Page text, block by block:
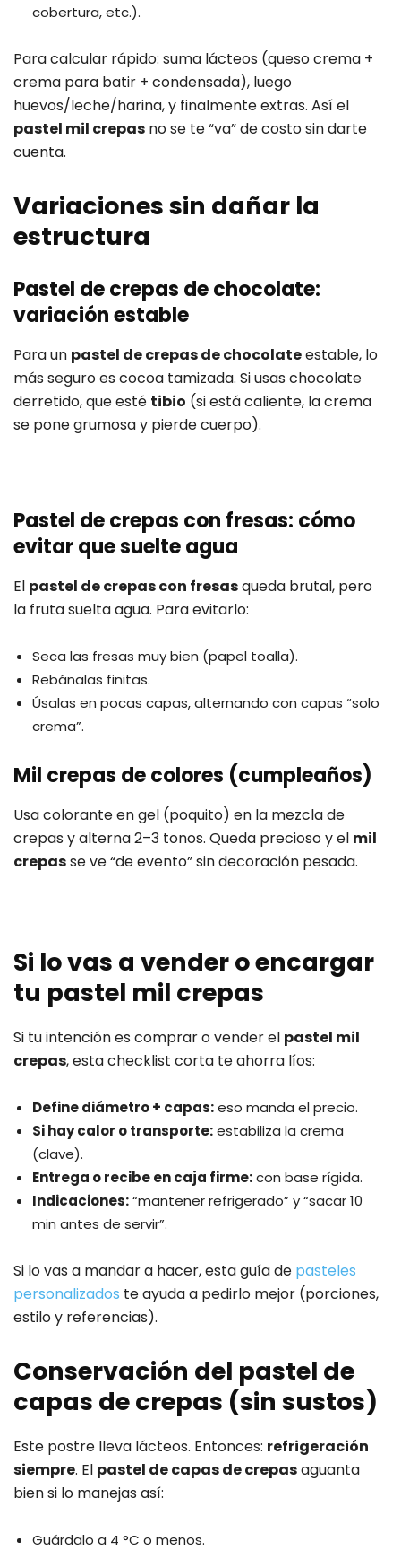
cobertura, etc.).
Para calcular rápido: suma lácteos (queso crema +
crema para batir + condensada), luego
huevos/leche/harina, y finalmente extras. Así el
pastel mil crepas no se te “va” de costo sin darte
cuenta.
Variaciones sin dañar la
estructura
Pastel de crepas de chocolate:
variación estable
Para un pastel de crepas de chocolateestable, lo
más seguro es cocoa tamizada. Si usas chocolate
derretido, que esté tibio (si está caliente, la crema
se pone grumosa y pierde cuerpo).
Pastel de crepas con fresas: cómo
evitar que suelte agua
El pastel de crepas con fresasqueda brutal, pero
la fruta suelta agua. Para evitarlo:
Seca las fresas muy bien (papel toalla).
Rebánalas finitas.
Úsalas en pocas capas, alternando con capas “solo
crema”.
Mil crepas de colores (cumpleaños)
Usa colorante en gel (poquito) en la mezcla de
crepas y alterna 2–3 tonos. Queda precioso y el mil
crepasse ve “de evento” sin decoración pesada.
Si lo vas a vender o encargar
tu pastel mil crepas
Si tu intención es comprar o vender el pastel mil
crepas, esta checklist corta te ahorra líos:
Define diámetro + capas:eso manda el precio.
Si hay calor o transporte:estabiliza la crema
(clave).
Entrega o recibe en caja firme:con base rígida.
Indicaciones:“mantener refrigerado” y “sacar 10
min antes de servir”.
Si lo vas a mandar a hacer, esta guía de pasteles
personalizados te ayuda a pedirlo mejor (porciones,
estilo y referencias).
Conservación del pastel de
capas de crepas (sin sustos)
Este postre lleva lácteos. Entonces: refrigeración
siempre. El pastel de capas de crepasaguanta
bien si lo manejas así:
Guárdalo a 4 °C o menos.